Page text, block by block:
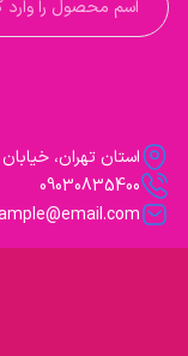
استان تهران،
09030835400